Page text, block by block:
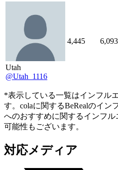
Utah
@Utah_1116
4,445 6,093
*表示している一覧はインフル
す。colaに関するBeRealのイン
へのおすすめに関するインフ
可能性もございます。
対応メディア